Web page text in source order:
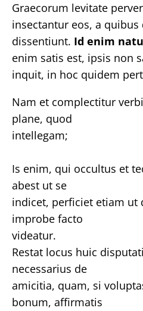
Graecorum levitate
insectantur eos, a quibus
dissentiunt. Id enim
enim satis est, ipsis non
inquit, in hoc quidem
Nam et complectitur
plane, quod
intellegam;
Is enim, qui occultus et
abest ut se
indicet, perficiet etiam ut
improbe facto
videatur.
Restat locus huic
necessarius de
amicitia, quam, si
bonum, affirmatis